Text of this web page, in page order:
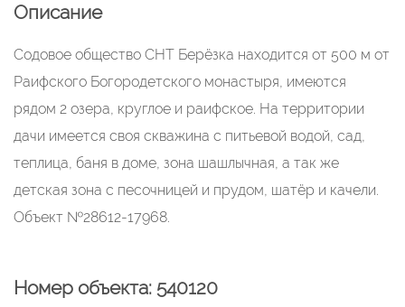
Описание
Содовое общество СНТ Берёзка находится от 500 м от
Раифского Богородетского монастыря, имеются
рядом 2 озера, круглое и раифское. На территории
дачи имеется своя скважина с питьевой водой, сад,
теплица, баня в доме, зона шашлычная, а так же
детская зона с песочницей и прудом, шатёр и качели.
Объект №28612-17968.
Номер объекта: 540120